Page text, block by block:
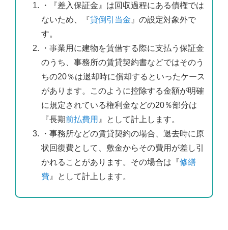
・『差入保証金』は回収過程にある債権では
ないため、『貸倒引当金 』の設定対象外で
す。
・事業用に建物を賃借する際に支払う保証金
のうち、事務所の賃貸契約書などではそのう
ちの20％は退却時に償却するといったケース
があります。このように控除する金額が明確
に規定されている権利金などの20％部分は
『長期前払費用 』として計上します。
・事務所などの賃貸契約の場合、退去時に原
状回復費として、敷金からその費用が差し引
かれることがあります。その場合は『修繕
費 』として計上します。